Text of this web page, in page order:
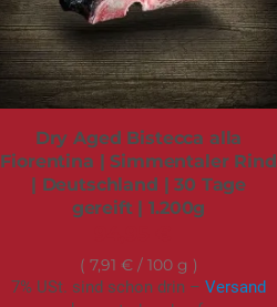
Dry Aged Bistecca alla
Fiorentina | Simmentaler Rind
| Deutschland | 30 Tage
gereift | 1.200g
7,91 €/ 100 g
7% USt. sind schon drin – Versand